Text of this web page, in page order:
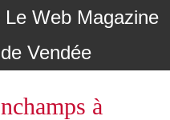
Web Magazine
Vendée
à